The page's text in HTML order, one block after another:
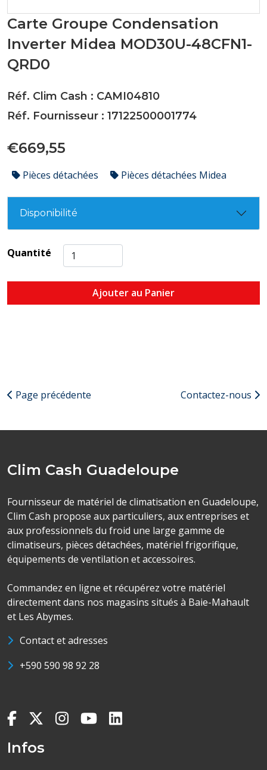
Carte Groupe Condensation
Inverter Midea MOD30U-48CFN1-
QRD0
Réf. Clim Cash : CAMI04810
Réf. Fournisseur : 17122500001774
€669,55
Pièces détachées Pièces détachées Midea
Disponibilité
Quantité
Ajouter au Panier
Page précédente Contactez-nous
Clim Cash Guadeloupe
Fournisseur de matériel de climatisation en Guadeloupe,
Clim Cash propose aux particuliers, aux entreprises et
aux professionnels du froid une large gamme de
climatiseurs, pièces détachées, matériel frigorifique,
équipements de ventilation et accessoires.
Commandez en ligne et récupérez votre matériel
directement dans nos magasins situés à Baie-Mahault
et Les Abymes.
Contact et adresses
+590 590 98 92 28
Infos